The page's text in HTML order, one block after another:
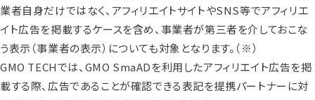
業者自身だけではなく、アフィリエイトサイトやSNS等でアフィリエ
イト広告を掲載するケースを含め、事業者が第三者を介しておこな
う表示（事業者の表示）についても対象となります。（※）
GMO TECHでは、GMO SmaADを利用したアフィリエイト広告を掲
載する際、広告であることが確認できる表記を提携パートナーに対